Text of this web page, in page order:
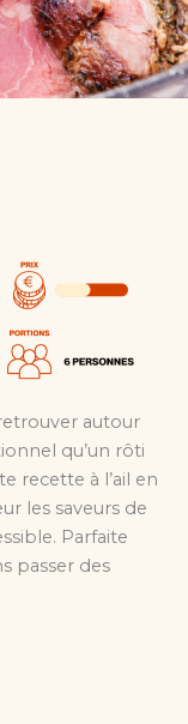
autour
qu’un rôti
recette à l’ail en
les saveurs de
Parfaite
passer des